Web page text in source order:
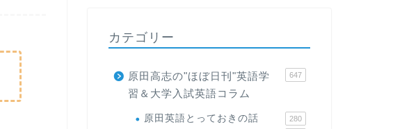
カテゴリー
原田高志の"ほぼ日刊"英語学
習＆大学入試英語コラム
647
原田英語とっておきの話 280